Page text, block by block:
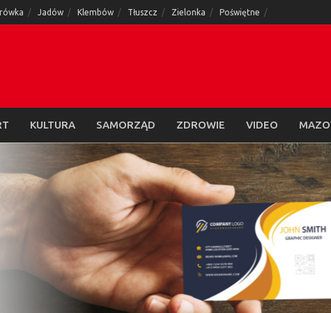
Jadów Klembów Tłuszcz Zielonka Poświętne
KULTURA SAMORZĄD ZDROWIE VIDEO